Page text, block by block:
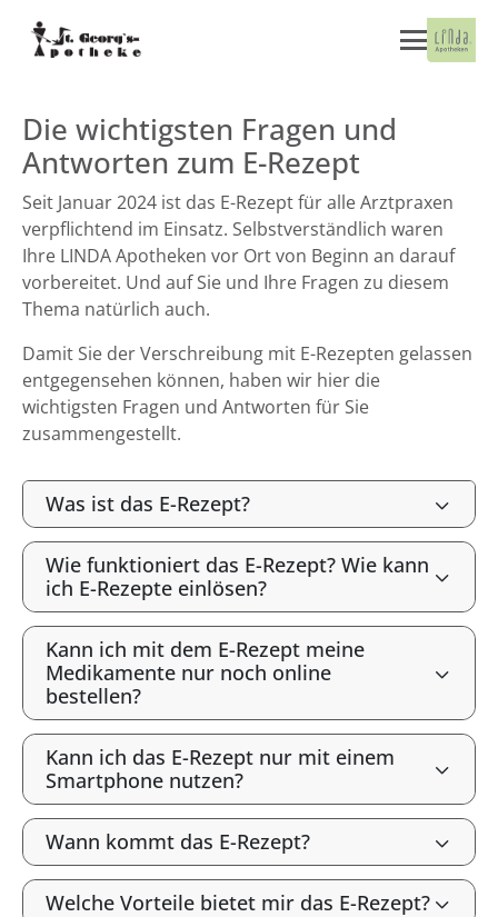
Die wichtigsten Fragen und
Antworten zum E-Rezept
Seit Januar 2024 ist das E-Rezept für alle Arztpraxen
verpflichtend im Einsatz. Selbstverständlich waren
Ihre LINDA Apotheken vor Ort von Beginn an darauf
vorbereitet. Und auf Sie und Ihre Fragen zu diesem
Thema natürlich auch.
Damit Sie der Verschreibung mit E-Rezepten gelassen
entgegensehen können, haben wir hier die
wichtigsten Fragen und Antworten für Sie
zusammengestellt.
Was ist das E-Rezept?
Wie funktioniert das E-Rezept? Wie kann
ich E-Rezepte einlösen?
Kann ich mit dem E-Rezept meine
Medikamente nur noch online
bestellen?
Kann ich das E-Rezept nur mit einem
Smartphone nutzen?
Wann kommt das E-Rezept?
Welche Vorteile bietet mir das E-Rezept?